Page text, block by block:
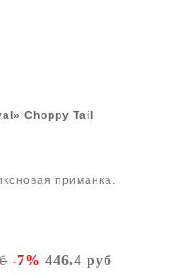
Choppy Tail
приманка.
-7% 446.4 руб